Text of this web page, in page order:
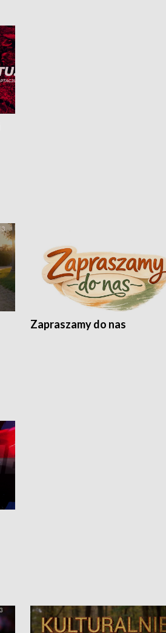
Zapraszamy do nas